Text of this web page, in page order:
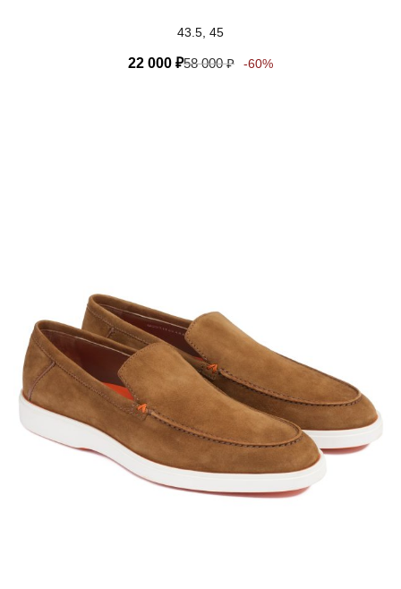
43.5, 45
22 000 ₽58 000₽ -60%